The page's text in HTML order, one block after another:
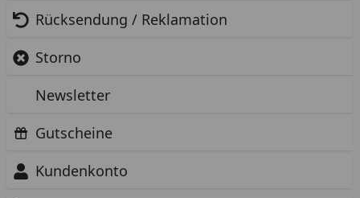
Rücksendung / Reklamation
Storno
Newsletter
Gutscheine
Kundenkonto